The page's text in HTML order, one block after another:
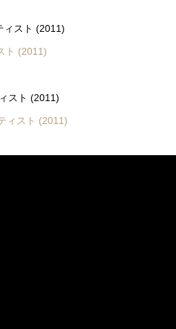
ィスト (2011)
ト (2011)
スト (2011)
ィスト (2011)